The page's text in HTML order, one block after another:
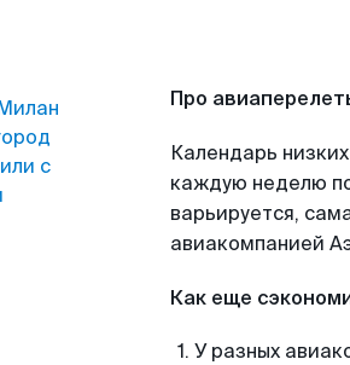
с
Про
Календарь
каждую неделю
варьируется,
авиакомпанией
Как еще
У разных